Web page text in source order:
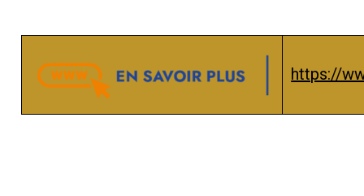
https://